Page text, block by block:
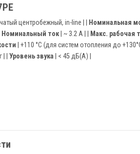
центробежный, in-line | | Номинальная
Номинальный ток | ~ 3.2 А | | Макс. рабочая
| +110 °C (для систем отопления до
| Уровень звука | < 45 дБ(А) |